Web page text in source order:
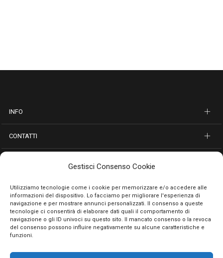
Gestisci Consenso Cookie
Utilizziamo tecnologie come i cookie per memorizzare e/o accedere alle
informazioni del dispositivo. Lo facciamo per migliorare l'esperienza di
navigazione e per mostrare annunci personalizzati. Il consenso a queste
tecnologie ci consentirà di elaborare dati quali il comportamento di
navigazione o gli ID univoci su questo sito. Il mancato consenso o la revoca
del consenso possono influire negativamente su alcune caratteristiche e
funzioni.
INFO
CONTATTI
PAGAMENTI SICURI